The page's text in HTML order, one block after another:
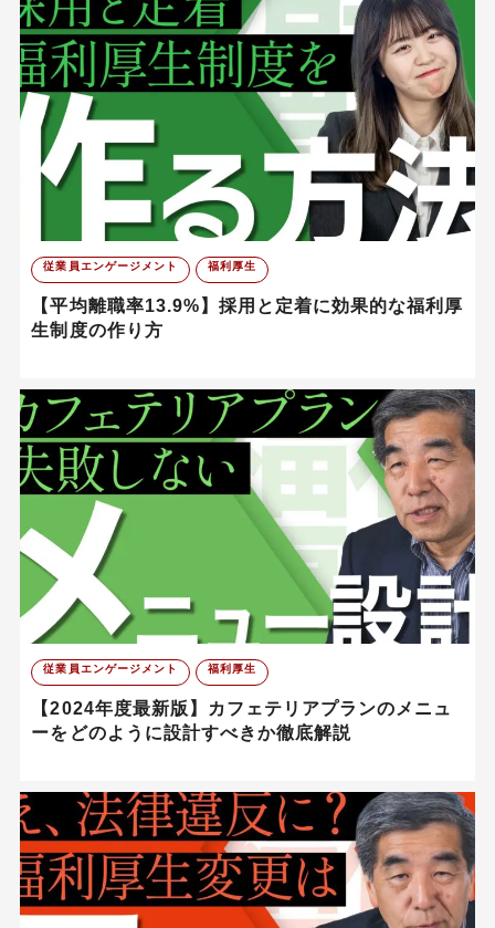
従業員エンゲージメント 福利厚生
【平均離職率13.9%】採用と定着に効果的な福利厚
生制度の作り方
従業員エンゲージメント 福利厚生
【2024年度最新版】カフェテリアプランのメニュ
ーをどのように設計すべきか徹底解説